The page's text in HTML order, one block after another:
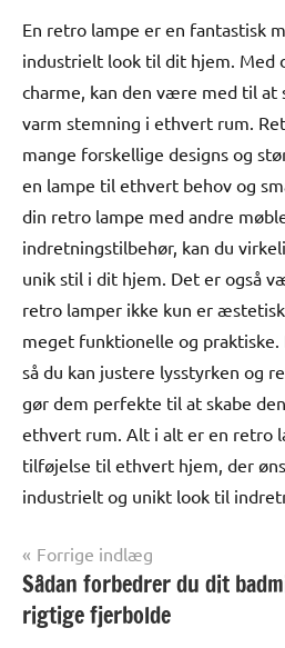
En retro lampe er en fantastisk
industrielt look til dit hjem. Med
charme, kan den være med til at
varm stemning i ethvert rum.
mange forskellige designs og
en lampe til ethvert behov og
din retro lampe med andre
indretningstilbehør, kan du
unik stil i dit hjem. Det er også
retro lamper ikke kun er
meget funktionelle og praktiske.
så du kan justere lysstyrken og
gør dem perfekte til at skabe
ethvert rum. Alt i alt er en retro
tilføjelse til ethvert hjem, der
industrielt og unikt look til
Alle
anmeldelser
og artikler
Indlægsnavigation
Forrige indlæg
Sådan forbedrer du dit
rigtige fjerbolde